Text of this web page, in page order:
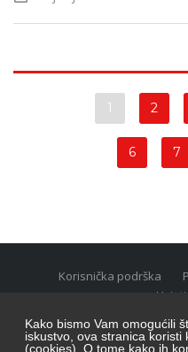
Kako bismo Vam omogućili
iskustvo, ova stranica koristi
(cookies). O tome kako ih
1 2
6 7
Korisnička podrška
Uvjeti